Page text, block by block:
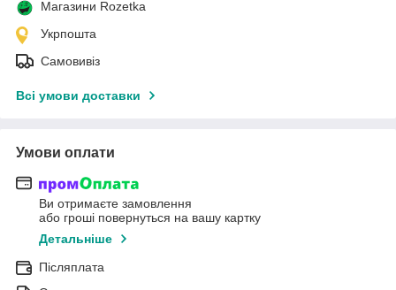
Магазини Rozetka
Укрпошта
Самовивіз
Всі умови доставки
Умови оплати
Ви отримаєте замовлення
або гроші повернуться на вашу картку
Детальніше
Післяплата